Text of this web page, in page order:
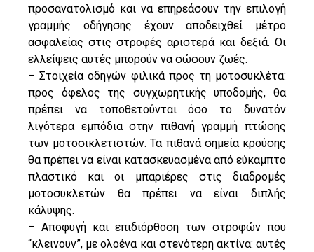
προσανατολισμό και να επηρεάσουν την επιλογή
γραμμής οδήγησης έχουν αποδειχθεί μέτρο
ασφαλείας στις στροφές αριστερά και δεξιά. Οι
ελλείψεις αυτές μπορούν να σώσουν ζωές.
– Στοιχεία οδηγών φιλικά προς τη μοτοσυκλέτα:
προς όφελος της συγχωρητικής υποδομής, θα
πρέπει να τοποθετούνται όσο το δυνατόν
λιγότερα εμπόδια στην πιθανή γραμμή πτώσης
των μοτοσικλετιστών. Τα πιθανά σημεία κρούσης
θα πρέπει να είναι κατασκευασμένα από εύκαμπτο
πλαστικό και οι μπαριέρες στις διαδρομές
μοτοσυκλετών θα πρέπει να είναι διπλής
κάλυψης.
– Αποφυγή και επιδιόρθοση των στροφών που
“κλεινουν”, με ολοένα και στενότερη ακτίνα: αυτές